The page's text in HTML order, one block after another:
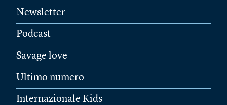
Newsletter
Podcast
Savage love
Ultimo numero
Internazionale Kids